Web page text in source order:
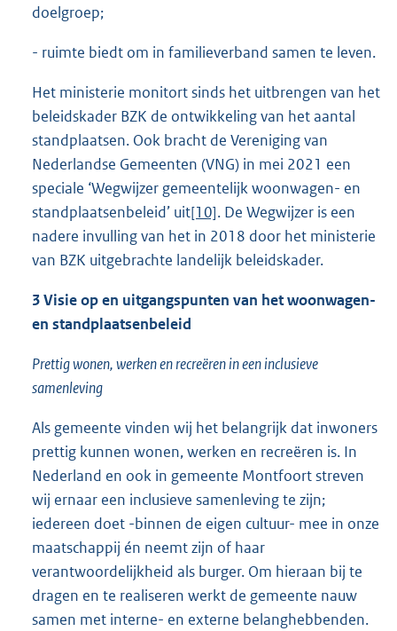
doelgroep;
- ruimte biedt om in familieverband samen te leven.
Het ministerie monitort sinds het uitbrengen van het
beleidskader BZK de ontwikkeling van het aantal
standplaatsen. Ook bracht de Vereniging van
Nederlandse Gemeenten (VNG) in mei 2021 een
speciale ‘Wegwijzer gemeentelijk woonwagen- en
standplaatsenbeleid’ uit[10]. De Wegwijzer is een
nadere invulling van het in 2018 door het ministerie
van BZK uitgebrachte landelijk beleidskader.
3 Visie op en uitgangspunten van het woonwagen-
en standplaatsenbeleid
Prettig wonen, werken en recreëren in een inclusieve
samenleving
Als gemeente vinden wij het belangrijk dat inwoners
prettig kunnen wonen, werken en recreëren is. In
Nederland en ook in gemeente Montfoort streven
wij ernaar een inclusieve samenleving te zijn;
iedereen doet -binnen de eigen cultuur- mee in onze
maatschappij én neemt zijn of haar
verantwoordelijkheid als burger. Om hieraan bij te
dragen en te realiseren werkt de gemeente nauw
samen met interne- en externe belanghebbenden.